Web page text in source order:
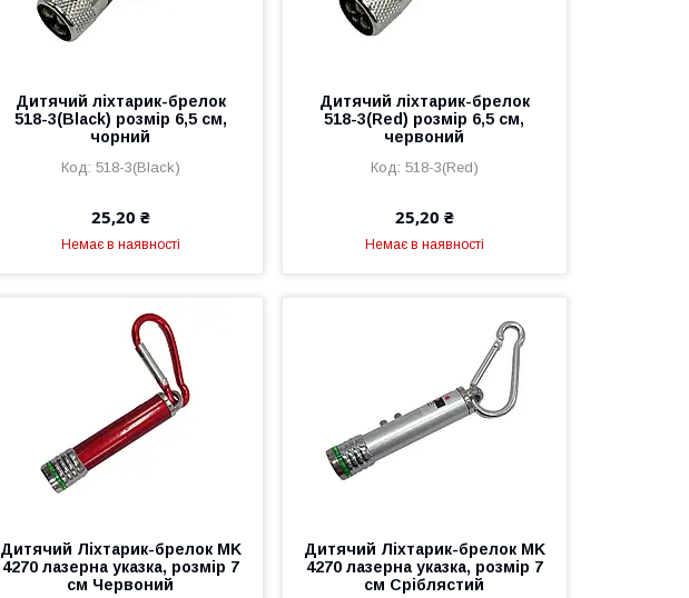
Дитячий ліхтарик-брелок
518-3(Black) розмір 6,5 см,
чорний
518-3(Black)
25,20 ₴
Немає в наявності
Дитячий ліхтарик-брелок
518-3(Red) розмір 6,5 см,
червоний
518-3(Red)
25,20 ₴
Немає в наявності
Дитячий Ліхтарик-брелок MK
4270 лазерна указка, розмір 7
см Червоний
Дитячий Ліхтарик-брелок MK
4270 лазерна указка, розмір 7
см Сріблястий